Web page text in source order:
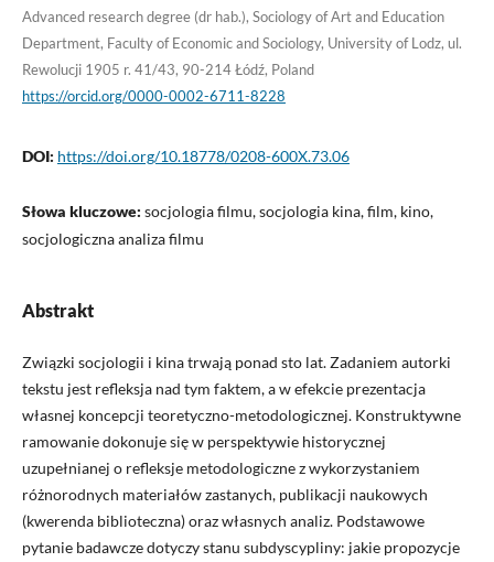
Advanced research degree (dr hab.), Sociology of Art and Education
Department, Faculty of Economic and Sociology, University of Lodz, ul.
Rewolucji 1905 r. 41/43, 90-214 Łódź, Poland
https://orcid.org/0000-0002-6711-8228
DOI: https://doi.org/10.18778/0208-600X.73.06
Słowa kluczowe: socjologia filmu, socjologia kina, film, kino,
socjologiczna analiza filmu
Abstrakt
Związki socjologii i kina trwają ponad sto lat. Zadaniem autorki
tekstu jest refleksja nad tym faktem, a w efekcie prezentacja
własnej koncepcji teoretyczno-metodologicznej. Konstruktywne
ramowanie dokonuje się w perspektywie historycznej
uzupełnianej o refleksje metodologiczne z wykorzystaniem
różnorodnych materiałów zastanych, publikacji naukowych
(kwerenda biblioteczna) oraz własnych analiz. Podstawowe
pytanie badawcze dotyczy stanu subdyscypliny: jakie propozycje